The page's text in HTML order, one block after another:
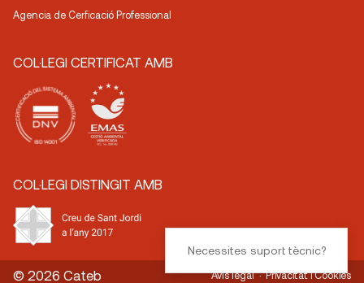
Agencia de Cerficació Professional
COL·LEGI CERTIFICAT AMB
COL·LEGI DISTINGIT AMB
© 2026 Cateb Avís legal Privacitat i Cookies
Necessites suport tècnic?